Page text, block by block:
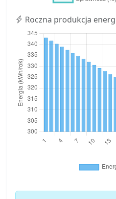
Roczna produkcja